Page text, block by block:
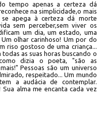
tempo apenas a certeza dá
na simplicidade,o mais
apega à certeza dá morte
sem perceber,sem viver os
um dia, um estado, uma
olhar carinhoso! Um por do
riso gostoso de uma criança...
as suas horas buscando o
dizia o poeta, "são as
Pessoas são um universo
respeitado... Um mundo
a audácia de contemplar.
alma me encanta cada vez